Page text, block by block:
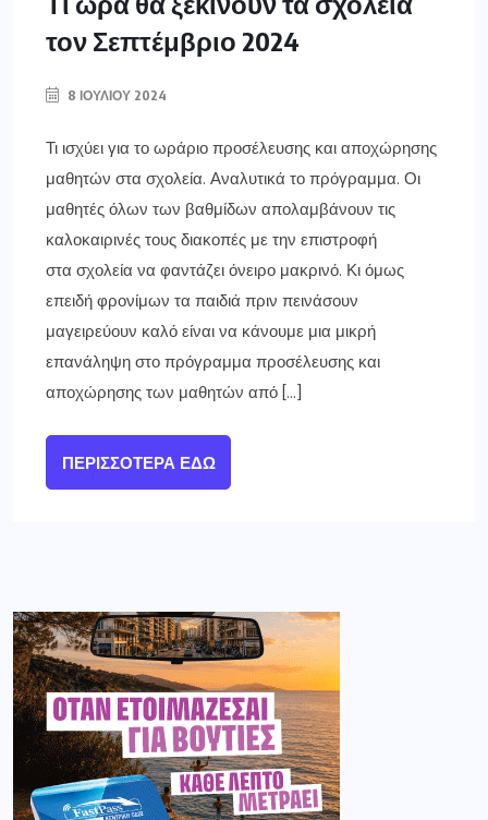
τον Σεπτέμβριο 2024
8 ΙΟΥΛΊΟΥ 2024
Τι ισχύει για το ωράριο προσέλευσης και αποχώρησης
μαθητών στα σχολεία. Αναλυτικά το πρόγραμμα. Οι
μαθητές όλων των βαθμίδων απολαμβάνουν τις
καλοκαιρινές τους διακοπές με την επιστροφή
στα σχολεία να φαντάζει όνειρο μακρινό. Κι όμως
επειδή φρονίμων τα παιδιά πριν πεινάσουν
μαγειρεύουν καλό είναι να κάνουμε μια μικρή
επανάληψη στο πρόγραμμα προσέλευσης και
αποχώρησης των μαθητών από […]
ΠΕΡΙΣΣΌΤΕΡΑ ΕΔΏ